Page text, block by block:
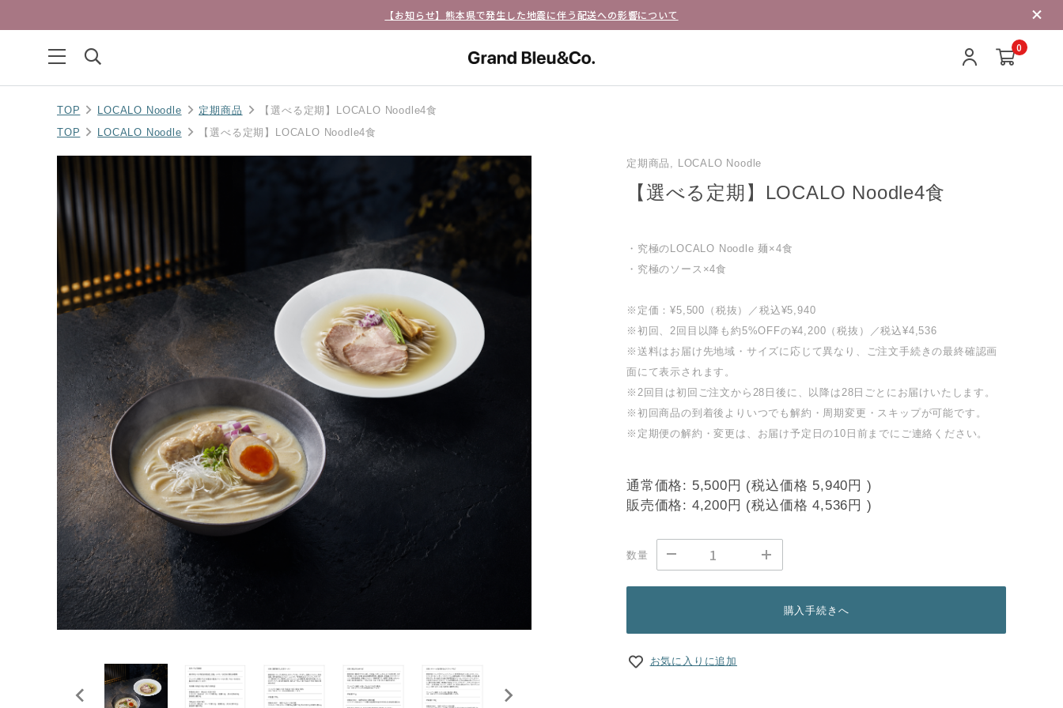
【お知らせ】熊本県で発生した地震に伴う配送への影響について
0
TOP LOCALO Noodle 定期商品
【選べる定期】LOCALO Noodle4食
TOP
LOCALO Noodle 【選べる定期】LOCALO Noodle4食
定期商品, LOCALO Noodle
【選べる定期】LOCALO Noodle4食
・究極のLOCALO Noodle 麺×4食
・究極のソース×4食
※定価：¥5,500（税抜）／税込¥5,940
※初回、2回目以降も約5%OFFの¥4,200（税抜）／税込¥4,536
※送料はお届け先地域・サイズに応じて異なり、ご注文手続きの最終確認画
面にて表示されます。
※2回目は初回ご注文から28日後に、以降は28日ごとにお届けいたします。
※初回商品の到着後よりいつでも解約・周期変更・スキップが可能です。
※定期便の解約・変更は、お届け予定日の10日前までにご連絡ください。
通常価格: 5,500円 (税込価格 5,940円 )
販売価格: 4,200円 (税込価格4,536円 )
数量
購入手続きへ
お気に入りに追加